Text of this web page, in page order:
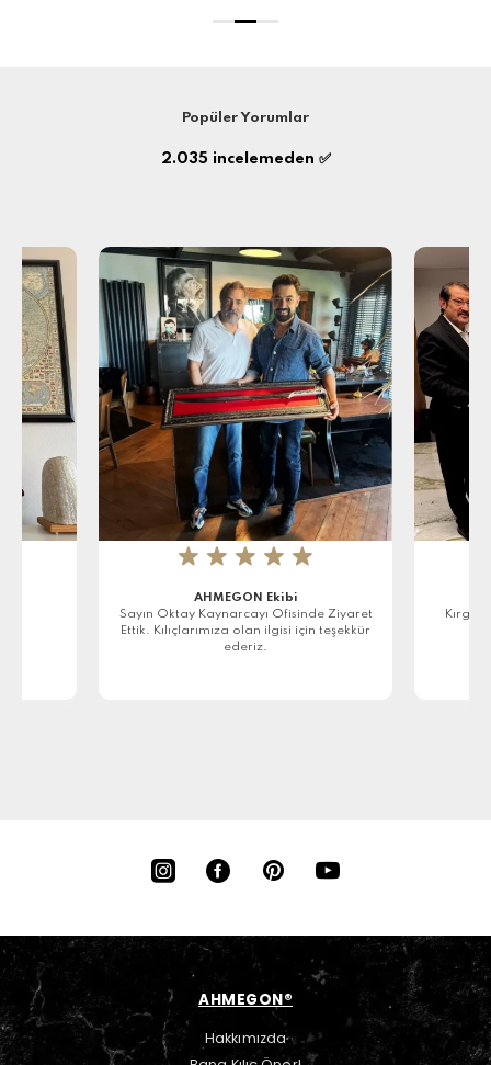
Popüler Yorumlar
2.035 incelemeden ✅
★ ★ ★ ★ ★
AHMEGON Ekibi
Sayın Oktay Kaynarcayı Ofisinde Ziyaret
Ettik. Kılıçlarımıza olan ilgisi için teşekkür
ederiz.
AHMEGON®
Hakkımızda